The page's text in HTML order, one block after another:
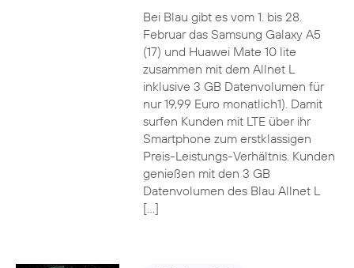
Bei Blau gibt es vom 1. bis 28.
Februar das Samsung Galaxy A5
(17) und Huawei Mate 10 lite
zusammen mit dem Allnet L
inklusive 3 GB Datenvolumen für
nur 19,99 Euro monatlich1). Damit
surfen Kunden mit LTE über ihr
Smartphone zum erstklassigen
Preis-Leistungs-Verhältnis. Kunden
genießen mit den 3 GB
Datenvolumen des Blau Allnet L
[…]